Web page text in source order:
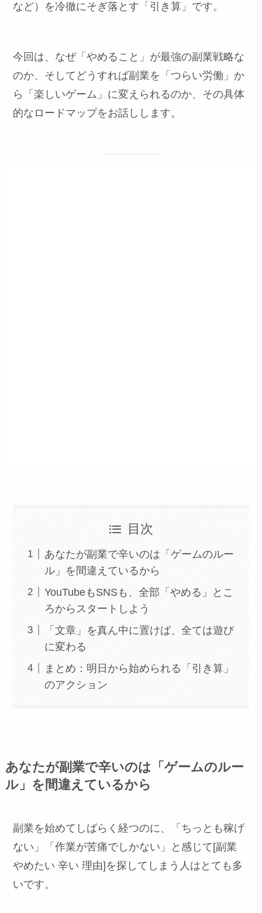
など）を冷徹にそぎ落とす「引き算」です。
今回は、なぜ「やめること」が最強の副業戦略な
のか、そしてどうすれば副業を「つらい労働」か
ら「楽しいゲーム」に変えられるのか、その具体
的なロードマップをお話しします。
目次
あなたが副業で辛いのは「ゲームのルー
ル」を間違えているから
YouTubeもSNSも、全部「やめる」とこ
ろからスタートしよう
「文章」を真ん中に置けば、全ては遊び
に変わる
まとめ：明日から始められる「引き算」
のアクション
あなたが副業で辛いのは「ゲームのルー
ル」を間違えているから
副業を始めてしばらく経つのに、「ちっとも稼げ
ない」「作業が苦痛でしかない」と感じて[副業
やめたい 辛い 理由]を探してしまう人はとても多
いです。